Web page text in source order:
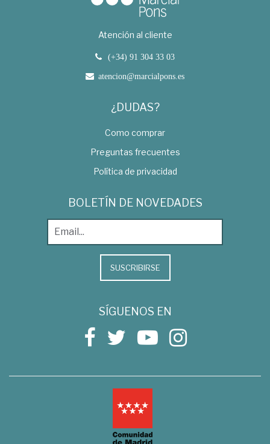
Atención al cliente
(+34) 91 304 33 03
atencion@marcialpons.es
¿DUDAS?
Como comprar
Preguntas frecuentes
Política de privacidad
BOLETÍN DE NOVEDADES
SUSCRIBIRSE
SÍGUENOS EN